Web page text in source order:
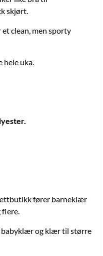
skjørt.
clean, men sporty
hele uka.
fører barneklær
flere.
babyklær og klær til større